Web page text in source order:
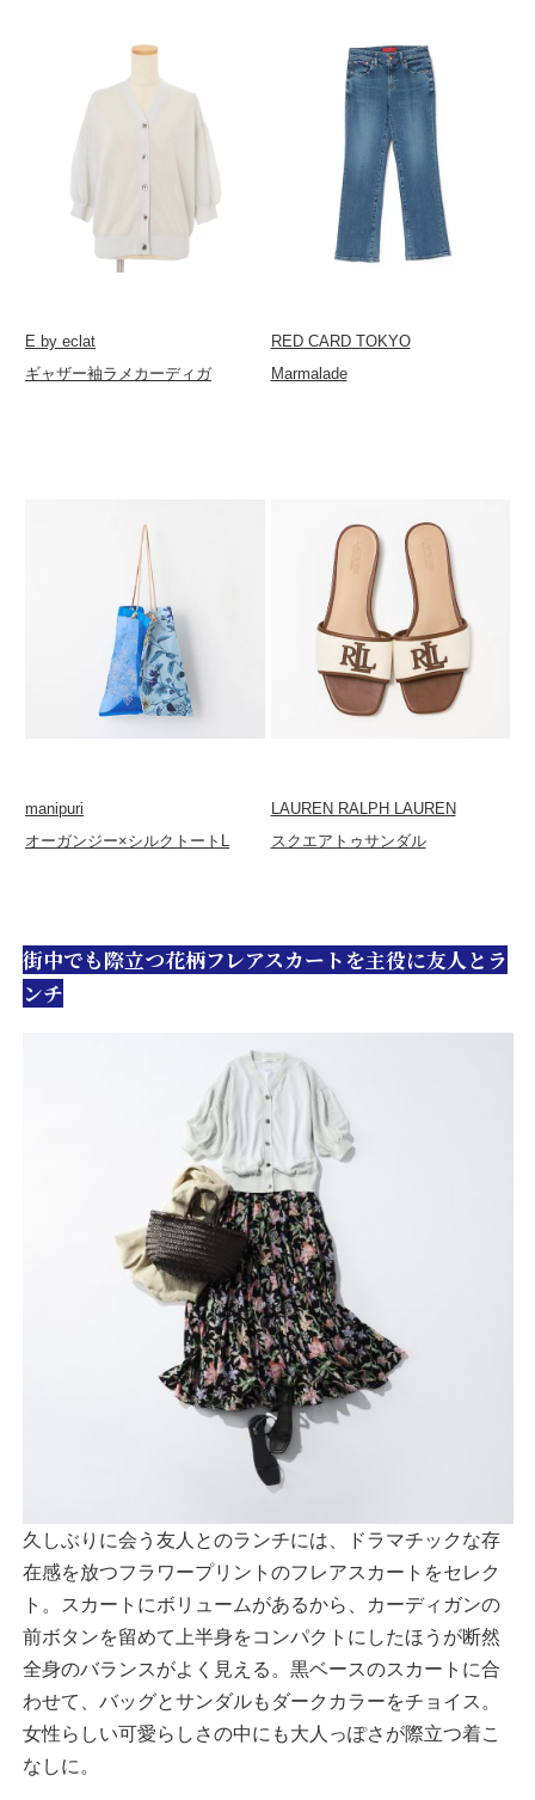
E by eclat
ギャザー袖ラメカーディガ
RED CARD TOKYO
Marmalade
manipuri
オーガンジー×シルクトートL
LAUREN RALPH LAUREN
スクエアトゥサンダル
街中でも際立つ花柄フレアスカートを主役に友人とラ
ンチ
久しぶりに会う友人とのランチには、ドラマチックな存
在感を放つフラワープリントのフレアスカートをセレク
ト。スカートにボリュームがあるから、カーディガンの
前ボタンを留めて上半身をコンパクトにしたほうが断然
全身のバランスがよく見える。黒ベースのスカートに合
わせて、バッグとサンダルもダークカラーをチョイス。
女性らしい可愛らしさの中にも大人っぽさが際立つ着こ
なしに。